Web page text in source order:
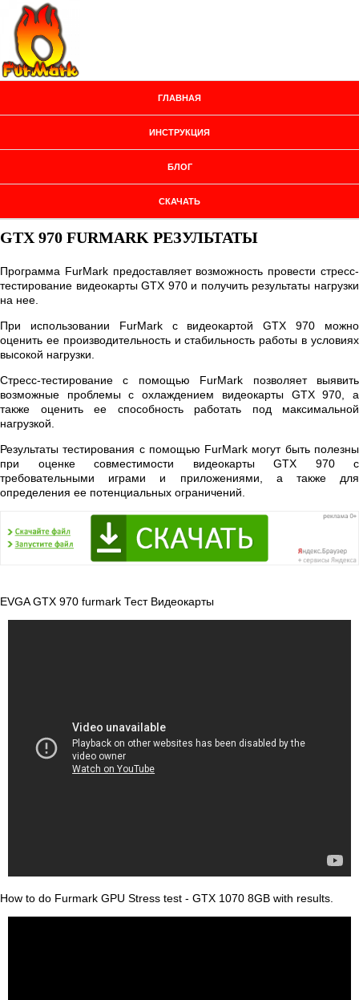
ГЛАВНАЯ
ИНСТРУКЦИЯ
БЛОГ
СКАЧАТЬ
GTX 970 FURMARK РЕЗУЛЬТАТЫ
Программа FurMark предоставляет возможность провести стресс-
тестирование видеокарты GTX 970 и получить результаты нагрузки
на нее.
При использовании FurMark с видеокартой GTX 970 можно
оценить ее производительность и стабильность работы в условиях
высокой нагрузки.
Стресс-тестирование с помощью FurMark позволяет выявить
возможные проблемы с охлаждением видеокарты GTX 970, а
также оценить ее способность работать под максимальной
нагрузкой.
Результаты тестирования с помощью FurMark могут быть полезны
при оценке совместимости видеокарты GTX 970 с
требовательными играми и приложениями, а также для
определения ее потенциальных ограничений.
EVGA GTX 970 furmark Тест Видеокарты
How to do Furmark GPU Stress test - GTX 1070 8GB with results.